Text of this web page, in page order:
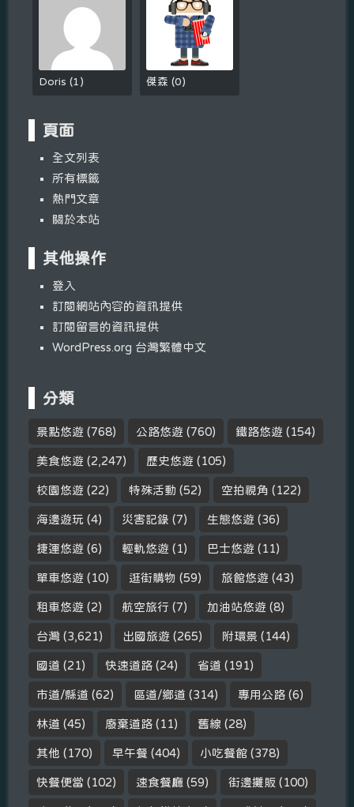
Doris(1 ) 傑森(0)
頁面
全文列表
所有標籤
熱門文章
關於本站
其他操作
登入
訂閱網站內容的資訊提供
訂閱留言的資訊提供
WordPress.org 台灣繁體中文
分類
景點悠遊 (768) 公路悠遊 (760) 鐵路悠遊 (154)
美食悠遊 (2,247) 歷史悠遊 (105)
校園悠遊 (22) 特殊活動 (52) 空拍視角 (122)
海邊遊玩 (4) 災害記錄 (7) 生態悠遊 (36)
捷運悠遊 (6) 輕軌悠遊 (1) 巴士悠遊 (11)
單車悠遊 (10) 逛街購物 (59) 旅館悠遊 (43)
租車悠遊 (2) 航空旅行 (7) 加油站悠遊 (8)
台灣 (3,621) 出國旅遊 (265) 附環景 (144)
國道 (21) 快速道路 (24) 省道 (191)
市道/縣道 (62) 區道/鄉道 (314) 專用公路 (6)
林道 (45) 廢棄道路 (11) 舊線 (28)
其他 (170) 早午餐 (404) 小吃餐館 (378)
快餐便當 (102) 速食餐廳 (59) 街邊攤販 (100)